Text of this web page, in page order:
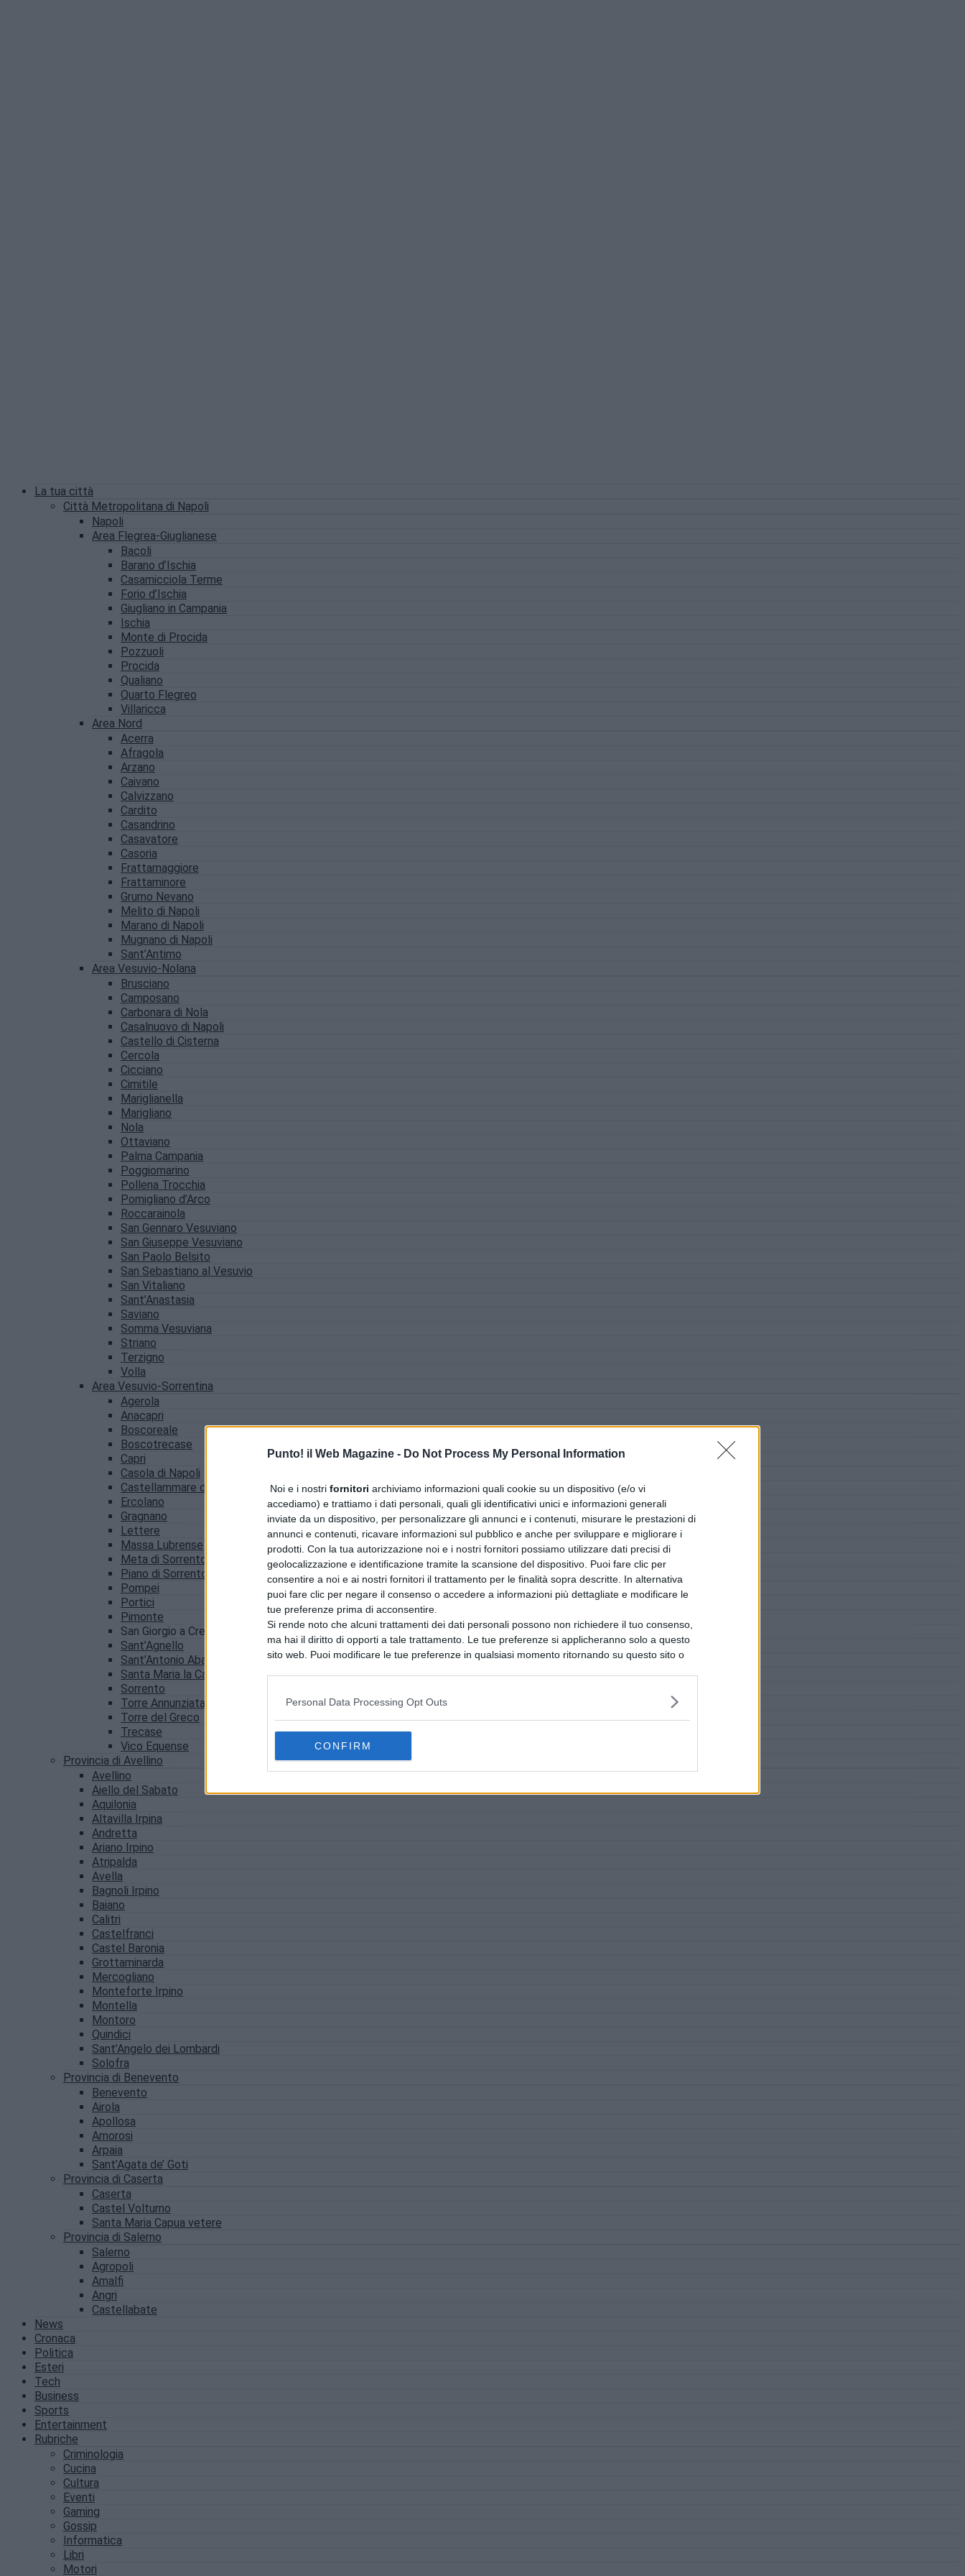
Punto! il Web Magazine - Do Not Process My Personal Information
Noi e i nostri fornitori archiviamo informazioni quali cookie su un dispositivo (e/o vi
accediamo) e trattiamo i dati personali, quali gli identificativi unici e informazioni generali
inviate da un dispositivo, per personalizzare gli annunci e i contenuti, misurare le prestazioni di
annunci e contenuti, ricavare informazioni sul pubblico e anche per sviluppare e migliorare i
prodotti. Con la tua autorizzazione noi e i nostri fornitori possiamo utilizzare dati precisi di
geolocalizzazione e identificazione tramite la scansione del dispositivo. Puoi fare clic per
consentire a noi e ai nostri fornitori il trattamento per le finalità sopra descritte. In alternativa
puoi fare clic per negare il consenso o accedere a informazioni più dettagliate e modificare le
tue preferenze prima di acconsentire.
Si rende noto che alcuni trattamenti dei dati personali possono non richiedere il tuo consenso,
ma hai il diritto di opporti a tale trattamento. Le tue preferenze si applicheranno solo a questo
sito web. Puoi modificare le tue preferenze in qualsiasi momento ritornando su questo sito o
Personal Data Processing Opt Outs
CONFIRM
La tua città
Città Metropolitana di Napoli
Napoli
Area Flegrea-Giuglianese
Bacoli
Barano d’Ischia
Casamicciola Terme
Forio d’Ischia
Giugliano in Campania
Ischia
Monte di Procida
Pozzuoli
Procida
Qualiano
Quarto Flegreo
Villaricca
Area Nord
Acerra
Afragola
Arzano
Caivano
Calvizzano
Cardito
Casandrino
Casavatore
Casoria
Frattamaggiore
Frattaminore
Grumo Nevano
Melito di Napoli
Marano di Napoli
Mugnano di Napoli
Sant’Antimo
Area Vesuvio-Nolana
Brusciano
Camposano
Carbonara di Nola
Casalnuovo di Napoli
Castello di Cisterna
Cercola
Cicciano
Cimitile
Mariglianella
Marigliano
Nola
Ottaviano
Palma Campania
Poggiomarino
Pollena Trocchia
Pomigliano d’Arco
Roccarainola
San Gennaro Vesuviano
San Giuseppe Vesuviano
San Paolo Belsito
San Sebastiano al Vesuvio
San Vitaliano
Sant’Anastasia
Saviano
Somma Vesuviana
Striano
Terzigno
Volla
Area Vesuvio-Sorrentina
Agerola
Anacapri
Boscoreale
Boscotrecase
Capri
Casola di Napoli
Castellammare di Stabia
Ercolano
Gragnano
Lettere
Massa Lubrense
Meta di Sorrento
Piano di Sorrento
Pompei
Portici
Pimonte
San Giorgio a Cremano
Sant’Agnello
Sant’Antonio Abate
Santa Maria la Carità
Sorrento
Torre Annunziata
Torre del Greco
Trecase
Vico Equense
Provincia di Avellino
Avellino
Aiello del Sabato
Aquilonia
Altavilla Irpina
Andretta
Ariano Irpino
Atripalda
Avella
Bagnoli Irpino
Baiano
Calitri
Castelfranci
Castel Baronia
Grottaminarda
Mercogliano
Monteforte Irpino
Montella
Montoro
Quindici
Sant’Angelo dei Lombardi
Solofra
Provincia di Benevento
Benevento
Airola
Apollosa
Amorosi
Arpaia
Sant’Agata de’ Goti
Provincia di Caserta
Caserta
Castel Volturno
Santa Maria Capua vetere
Provincia di Salerno
Salerno
Agropoli
Amalfi
Angri
Castellabate
News
Cronaca
Politica
Esteri
Tech
Business
Sports
Entertainment
Rubriche
Criminologia
Cucina
Cultura
Eventi
Gaming
Gossip
Informatica
Libri
Motori